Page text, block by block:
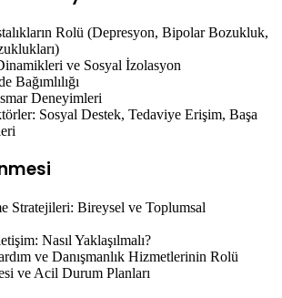
Rolü (Depresyon, Bipolar Bozukluk,
ve Sosyal İzolasyon
Bağımlılığı
Deneyimleri
Sosyal Destek, Tedaviye Erişim, Başa
Stratejileri: Bireysel ve Toplumsal
Nasıl Yaklaşılmalı?
ve Danışmanlık Hizmetlerinin Rolü
ve Acil Durum Planları